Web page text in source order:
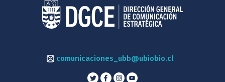
comunicaciones_ubb@ubiobio.cl